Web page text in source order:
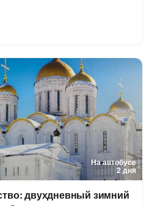
На автобусе
2 дня
двухдневный зимний